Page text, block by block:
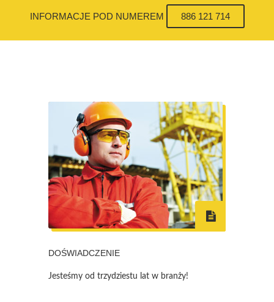
INFORMACJE POD NUMEREM 886 121 714
DOŚWIADCZENIE
Jesteśmy od trzydziestu lat w branży!